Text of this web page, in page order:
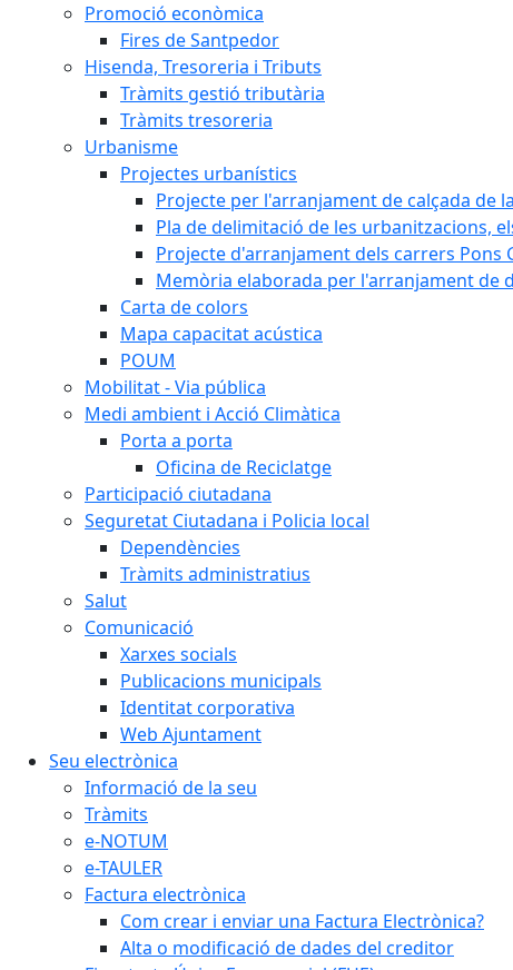
Promoció econòmica
Fires de Santpedor
Hisenda, Tresoreria i Tributs
Tràmits gestió tributària
Tràmits tresoreria
Urbanisme
Projectes urbanístics
Projecte per l'arranjament de calçada de
Pla de delimitació de les urbanitzacions,
Projecte d'arranjament dels carrers Pons
Memòria elaborada per l'arranjament de
Carta de colors
Mapa capacitat acústica
POUM
Mobilitat - Via pública
Medi ambient i Acció Climàtica
Porta a porta
Oficina de Reciclatge
Participació ciutadana
Seguretat Ciutadana i Policia local
Dependències
Tràmits administratius
Salut
Comunicació
Xarxes socials
Publicacions municipals
Identitat corporativa
Web Ajuntament
Seu electrònica
Informació de la seu
Tràmits
e-NOTUM
e-TAULER
Factura electrònica
Com crear i enviar una Factura Electrònica?
Alta o modificació de dades del creditor